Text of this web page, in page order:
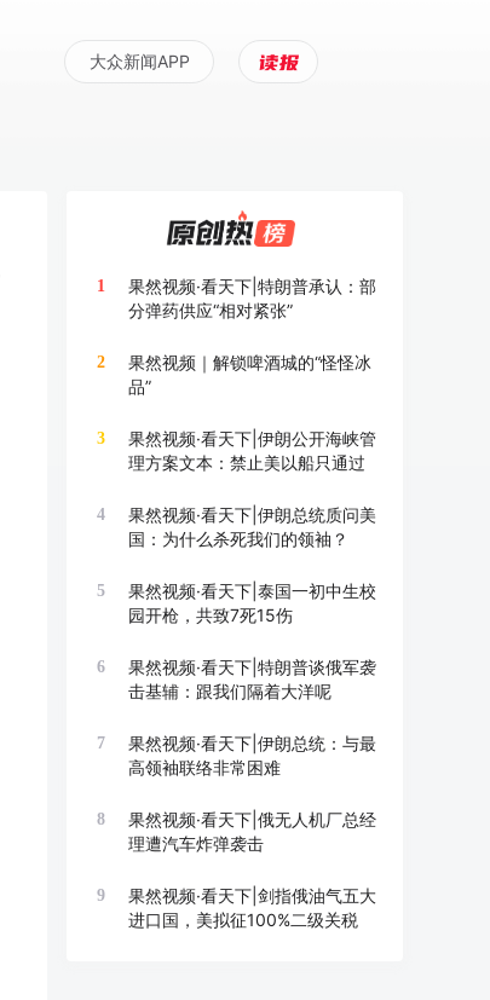
大众新闻APP
1
果然视频·看天下|特朗普承认：部
分弹药供应“相对紧张”
2
果然视频｜解锁啤酒城的“怪怪冰
品”
3
果然视频·看天下|伊朗公开海峡管
理方案文本：禁止美以船只通过
4
果然视频·看天下|伊朗总统质问美
国：为什么杀死我们的领袖？
5
果然视频·看天下|泰国一初中生校
园开枪，共致7死15伤
6
果然视频·看天下|特朗普谈俄军袭
击基辅：跟我们隔着大洋呢
7
果然视频·看天下|伊朗总统：与最
高领袖联络非常困难
8
果然视频·看天下|俄无人机厂总经
理遭汽车炸弹袭击
9
果然视频·看天下|剑指俄油气五大
进口国，美拟征100%二级关税